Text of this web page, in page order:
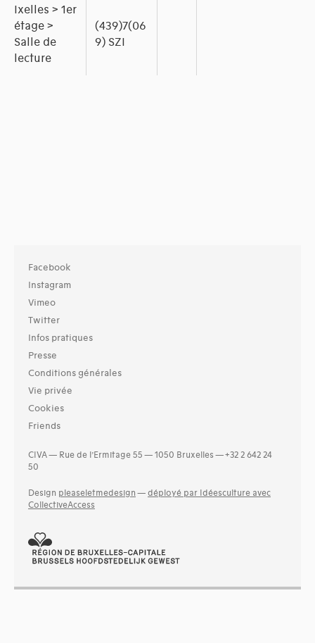
Ixelles > 1er
étage >
Salle de
lecture
(439)7(06
9) SZI
Facebook
Instagram
Vimeo
Twitter
Infos pratiques
Presse
Conditions générales
Vie privée
Cookies
Friends
CIVA — Rue de l’Ermitage 55 — 1050 Bruxelles — +32 2 642 24
50
Design pleaseletmedesign — déployé par Idéesculture avec
CollectiveAccess